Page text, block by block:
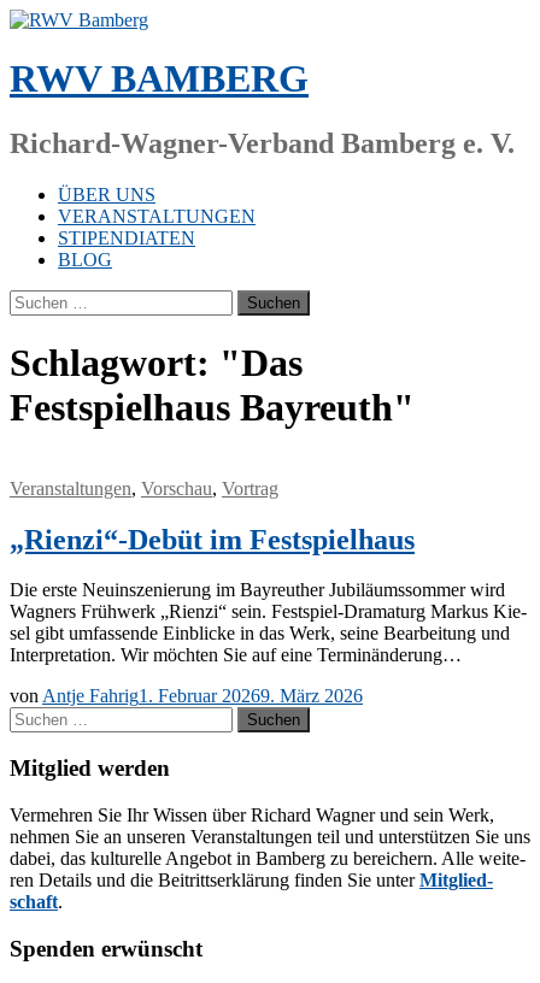
Zum
springen
RWV BAMBERG
Richard-Wagner-Verband Bamberg e. V.
ÜBER UNS
VERANSTALTUNGEN
STIPENDIATEN
BLOG
Suchen
nach:
Schlagwort: "Das
Festspielhaus Bayreuth"
Veranstaltungen, Vorschau, Vortrag
„Rienzi“-Debüt im Festspielhaus
Die ers­te Neu­in­sze­nie­rung im Bay­reu­ther Ju­bi­lä­ums­som­mer wird
Wag­ners Früh­werk „Ri­en­zi“ sein. Fes­t­­spiel-Dra­­ma­­turg Mar­kus Kie­
sel gibt um­fas­sen­de Ein­bli­cke in das Werk, sei­ne Be­ar­bei­tung und
In­ter­pre­ta­ti­on. Wir möch­ten Sie auf eine Terminänderung…
vonAntje Fahrig1. Februar 20269. März 2026
Suchen
nach:
Mitglied werden
Ver­meh­ren Sie Ihr Wis­sen über Ri­chard Wag­ner und sein Werk,
neh­men Sie an un­se­ren Ver­an­stal­tun­gen teil und un­ter­stüt­zen Sie uns
da­bei, das kul­tu­rel­le An­ge­bot in Bam­berg zu be­rei­chern. Alle wei­te­
ren De­tails und die Bei­tritts­er­klä­rung fin­den Sie un­terMit­glied­
schaft.
Spenden erwünscht